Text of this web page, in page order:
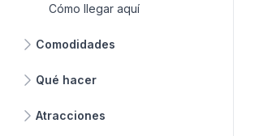
Cómo llegar aquí
Comodidades
Qué hacer
Atracciones